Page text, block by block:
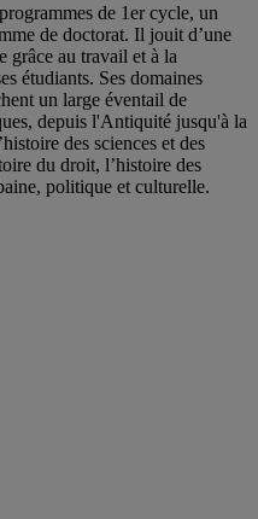
de 1er cycle, un
de doctorat. Il jouit d’une
grâce au travail et à la
étudiants. Ses domaines
un large éventail de
depuis l'Antiquité jusqu'à la
des sciences et des
du droit, l’histoire des
politique et culturelle.